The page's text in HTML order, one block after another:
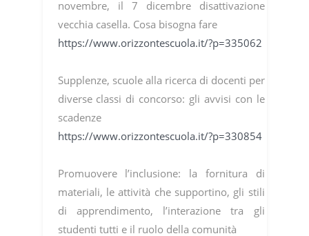
novembre, il 7 dicembre disattivazione
vecchia casella. Cosa bisogna fare
https://www.orizzontescuola.it/?p=335062
Supplenze, scuole alla ricerca di docenti per
diverse classi di concorso: gli avvisi con le
scadenze
https://www.orizzontescuola.it/?p=330854
Promuovere l’inclusione: la fornitura di
materiali, le attività che supportino, gli stili
di apprendimento, l’interazione tra gli
studenti tutti e il ruolo della comunità